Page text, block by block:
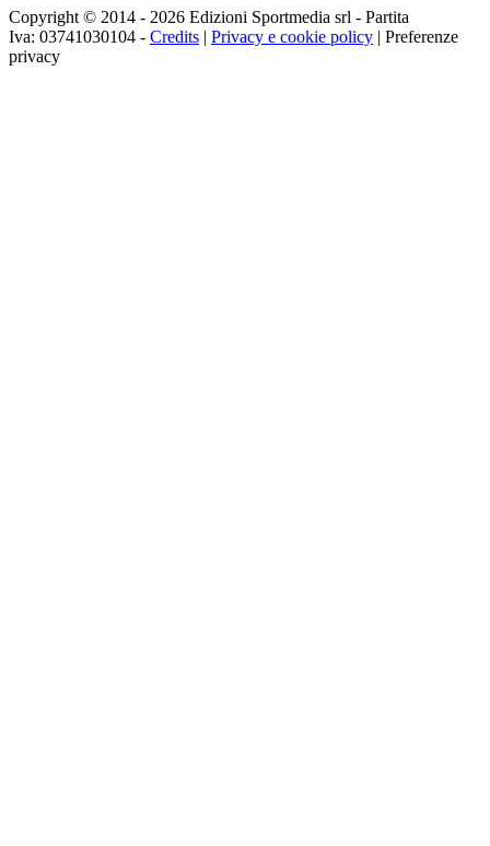
Copyright © 2014 - 2026 Edizioni Sportmedia srl - Partita
Iva: 03741030104 - Credits | Privacy e cookie policy | Preferenze
privacy